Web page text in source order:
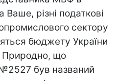
Ваше, різні податкові
сектору
бюджету України
Природно, що
був названий